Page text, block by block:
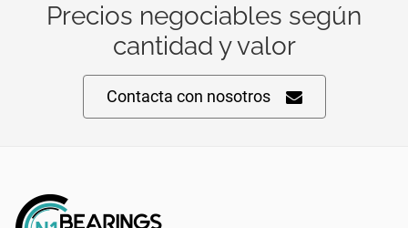
Precios negociables según
cantidad y valor
Contacta con nosotros